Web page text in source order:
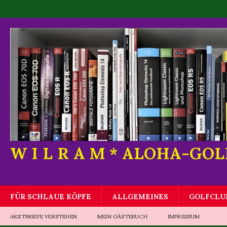
W I L R A M * ALOHA-
FÜR SCHLAUE KÖPFE ALLGEMEINES
ARZTBRIEFE VERSTEHEN MEIN GÄSTEBUCH IMPRESSUM